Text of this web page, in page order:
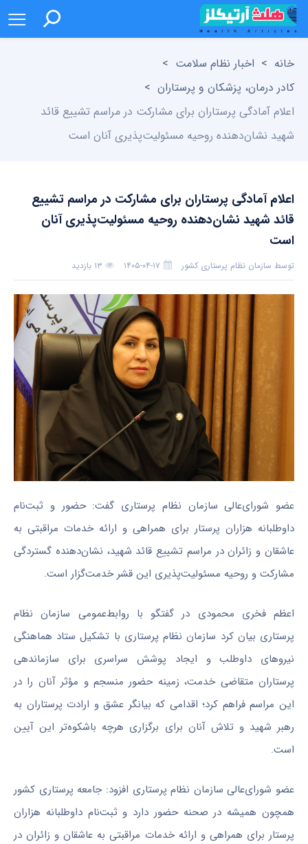
خانه > اخبار نظام سلامت >
کادر درمان، پزشکان و پرستاران >
اعلام آمادگی پرستاران برای مشارکت در مراسم تشییع قائد
شهید نشان‌دهنده روحیه مسئولیت‌پذیری آنان است
اعلام آمادگی پرستاران برای مشارکت در مراسم تشییع
قائد شهید نشان‌دهنده روحیه مسئولیت‌پذیری آنان
است
توسط سازمان نظام پرستاری کشور ۱۴۰۵-۰۴-۱۷
۱۳ بازدید
بدون دیدگاه
عضو شورای‌عالی سازمان نظام پرستاری گفت: حضور و ثبت‌نام
داوطلبانه هزاران پرستار برای همراهی و ارائه خدمات مراقبتی به
عاشقان و زائران در مراسم تشییع قائد شهید، نشان‌دهنده گستردگی
مشارکت و روحیه مسئولیت‌پذیری این قشر خدمت‌گزار است.
اعظم فخری محمودی در گفتگو با روابط‌عمومی سازمان نظام
پرستاری بیان کرد سازمان نظام پرستاری با تشکیل ستاد هماهنگی
نیروهای داوطلب و ایجاد پوشش سراسری برای سازماندهی
پرستاران متقاضی خدمت، زمینه حضور منسجم و مؤثر آنان را در
این مراسم فراهم کرد؛ اقدامی که بیانگر عشق و ارادت پرستاران به
رهبر شهید و تلاش آنان برای برگزاری هرچه باشکوه‌تر این آیین
است.
عضو شورای‌عالی سازمان نظام پرستاری افزود: جامعه پرستاری کشور
همچون همیشه در صحنه حضور دارد و ثبت‌نام داوطلبانه هزاران
پرستار برای همراهی و ارائه خدمات مراقبتی به عاشقان و زائران در